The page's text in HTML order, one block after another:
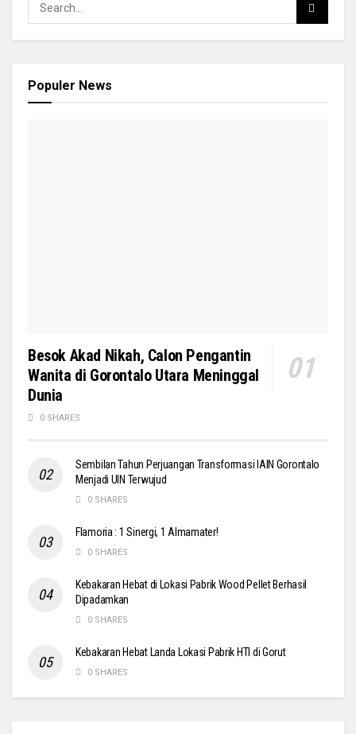
Populer News
Besok Akad Nikah, Calon Pengantin
Wanita di Gorontalo Utara Meninggal
Dunia
0 SHARES
Sembilan Tahun Perjuangan Transformasi IAIN Gorontalo
Menjadi UIN Terwujud
0 SHARES
Flamoria : 1 Sinergi, 1 Almamater!
0 SHARES
Kebakaran Hebat di Lokasi Pabrik Wood Pellet Berhasil
Dipadamkan
0 SHARES
Kebakaran Hebat Landa Lokasi Pabrik HTI di Gorut
0 SHARES